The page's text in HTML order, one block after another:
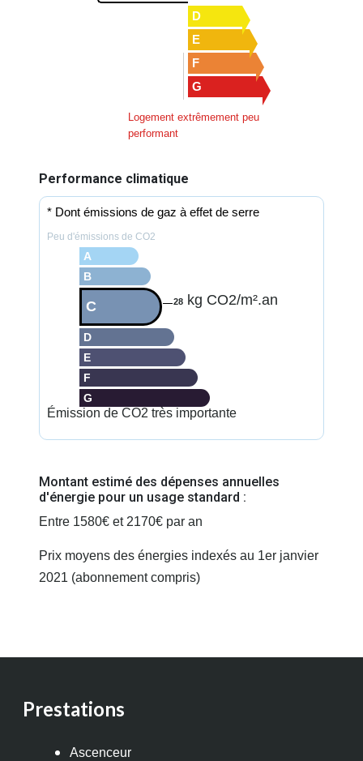
D
E
F
G
Logement extrêmement peu
performant
Performance climatique
* Dont émissions de gaz à effet de serre
Peu d'émissions de CO2
A
B
C 28 kg CO2/m².an
D
E
F
G
Émission de CO2 très importante
Montant estimé des dépenses annuelles
d'énergie pour un usage standard :
Entre 1580€ et 2170€ par an
Prix moyens des énergies indexés au 1er janvier
2021 (abonnement compris)
Prestations
Ascenceur